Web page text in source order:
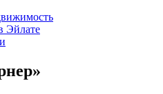
Эйлате